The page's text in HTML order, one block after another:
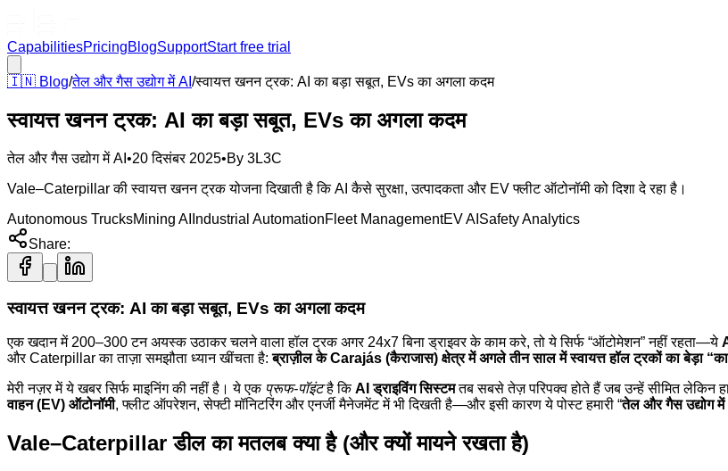
CapabilitiesPricingBlogSupportStart free trial
🇮🇳 Blog/तेल और गैस उद्योग में AI /स्वायत्त खनन ट्रक: AI का बड़ा सबूत, EVs का अगला कदम
स्वायत्त खनन ट्रक: AI का बड़ा सबूत, EVs का अगला कदम
तेल और गैस उद्योग में AI •20 दिसंबर 2025•By 3L3C
Vale–Caterpillar की स्वायत्त खनन ट्रक योजना दिखाती है कि AI कैसे सुरक्षा, उत्पादकता और EV फ्लीट ऑटोनॉमी को दिशा दे रहा है।
Autonomous TrucksMining AI Industrial AutomationFleet ManagementEV AI Safety Analytics
Share:
स्वायत्त खनन ट्रक: AI का बड़ा सबूत, EVs का अगला कदम
एक खदान में 200–300 टन अयस्क उठाकर चलने वाला हॉल ट्रक अगर 24x7 बिना ड्राइवर के काम करे, तो ये सिर्फ “ऑटोमेशन” नहीं रहता—ये
और Caterpillar का ताज़ा समझौता ध्यान खींचता है:ब्राज़ील के Carajás (कैराजास) क्षेत्र में अगले तीन साल में स्वायत्त हॉल ट्रकों का बेड़ा
मेरी नज़र में ये खबर सिर्फ माइनिंग की नहीं है। ये एक प्रूफ-पॉइंटहै किAI ड्राइविंग सिस्टमतब सबसे तेज़ परिपक्व होते हैं जब उन्हें सीमित लेकिन
वाहन (EV) ऑटोनॉमी, फ्लीट ऑपरेशन, सेफ्टी मॉनिटरिंग और एनर्जी मैनेजमेंट में भी दिखती है—और इसी कारण ये पोस्ट हमारी “तेल और गैस उद्योग में
Vale–Caterpillar डील का मतलब क्या है (और क्यों मायने रखता है)